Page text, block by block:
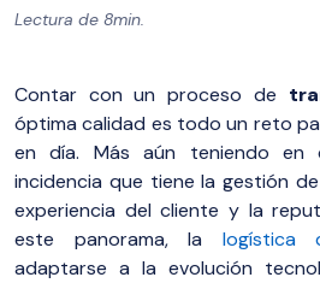
Lectura de 8min.
Contar con un proceso de
óptima calidad es todo un reto
en día. Más aún teniendo en
incidencia que tiene la gestión
experiencia del cliente y la
este panorama, la logística
adaptarse a la evolución